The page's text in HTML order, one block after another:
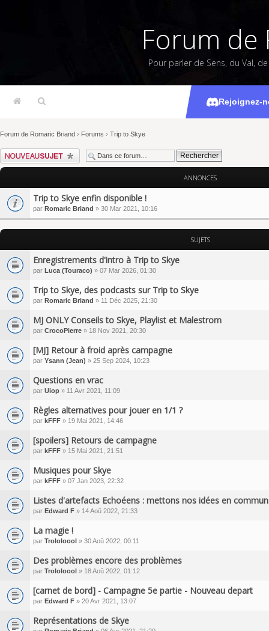
Forum de
Pour parler de Sens, du Val,
Rejoignez-
Forum de Romaric Briand › Forums › Trip to Skye
Écrire un nouveau sujet
ANNONCES
Trip to Skye enfin disponible !
par Romaric Briand » 30 Mar 2021, 10:16
SUJETS
Enregistrements d'intro à Trip to Skye
par Luca (Touraco) » 07 Mar 2026, 01:30
Trip to Skye, des podcasts sur Trip to Skye
par Romaric Briand » 11 Déc 2025, 21:30
MJ ONLY Conseils to Skye, Playlist et Malestrom
par CrocoPierre » 18 Nov 2021, 20:30
[MJ] Retour à froid après campagne
par Ysann (Jean) » 25 Sep 2024, 10:23
Questions en vrac
par Uiop » 11 Avr 2021, 11:09
Règles alternatives pour jouer en 1/1 ?
par kFFF » 19 Mai 2021, 14:46
[spoilers] Retours de campagne
par kFFF » 15 Mai 2021, 21:51
Musiques pour Skye
par kFFF » 07 Jan 2023, 22:32
Listes d'artefacts Echoéens : mettons nos idées en
par Edward F » 14 Aoû 2022, 21:33
La magie !
par Trololoool » 30 Aoû 2022, 00:11
Des problèmes encore des problèmes
par Trololoool » 18 Aoû 2022, 01:12
[carnet de bord] - Campagne 5e partie - Nouveau depart
par Edward F » 20 Avr 2021, 13:07
Représentations de Skye